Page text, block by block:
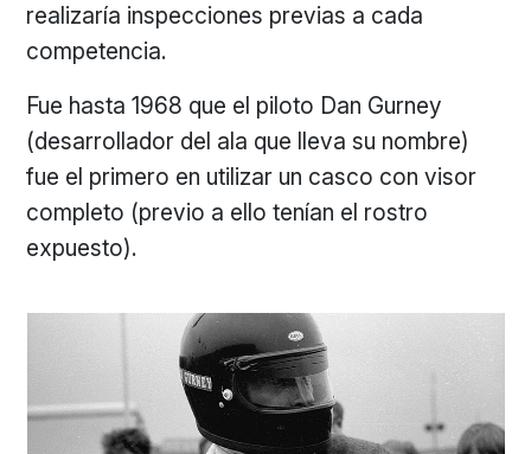
realizaría inspecciones previas a cada
competencia.
Fue hasta 1968 que el piloto Dan Gurney
(desarrollador del ala que lleva su nombre)
fue el primero en utilizar un casco con visor
completo (previo a ello tenían el rostro
expuesto).